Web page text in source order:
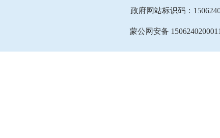
政府网站标识码：
蒙公网安备